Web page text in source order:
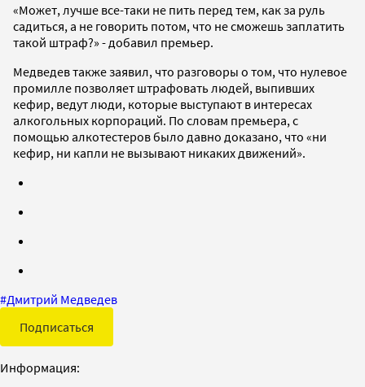
«Может, лучше все-таки не пить перед тем, как за руль
садиться, а не говорить потом, что не сможешь заплатить
такой штраф?» - добавил премьер.
Медведев также заявил, что разговоры о том, что нулевое
промилле позволяет штрафовать людей, выпивших
кефир, ведут люди, которые выступают в интересах
алкогольных корпораций. По словам премьера, с
помощью алкотестеров было давно доказано, что «ни
кефир, ни капли не вызывают никаких движений».
#Дмитрий Медведев
Подписаться
Информация: